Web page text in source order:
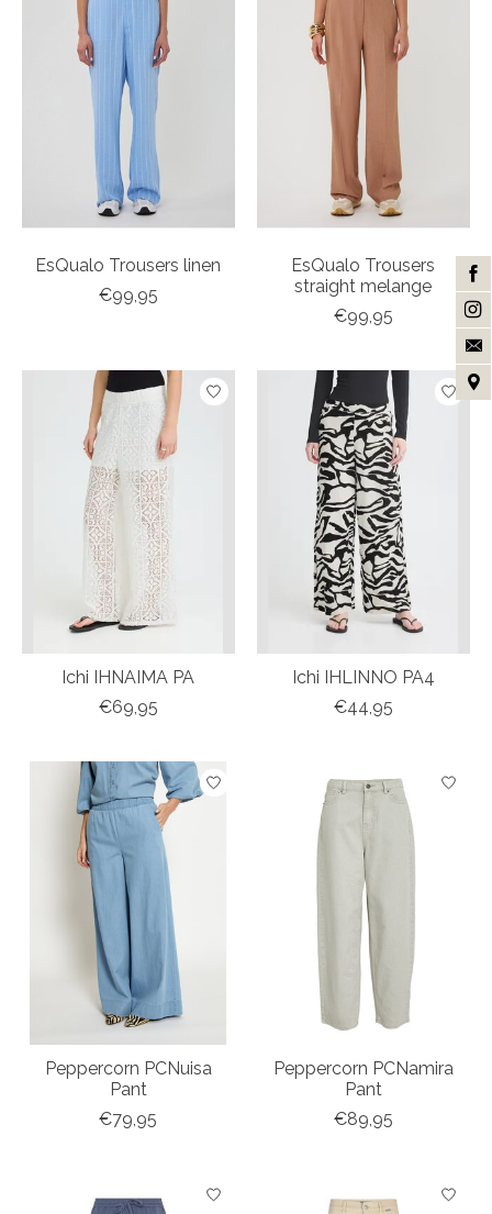
EsQualo Trousers linen
€99,95
EsQualo Trousers
straight melange
€99,95
Ichi IHNAIMA PA
€69,95
Ichi IHLINNO PA4
€44,95
Peppercorn PCNuisa
Pant
€79,95
Peppercorn PCNamira
Pant
€89,95